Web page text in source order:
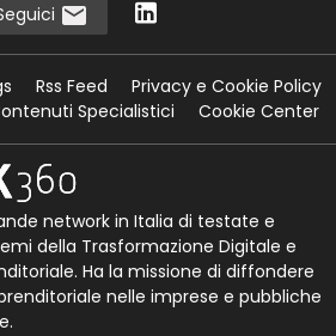
Rss Feed
Privacy e Cookie Policy
Specialistici
Cookie Center
network in Italia di testate e
della Trasformazione Digitale e
Ha la missione di diffondere
nelle imprese e pubbliche